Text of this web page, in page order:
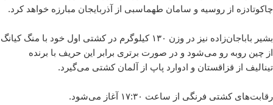
چاکوتادزه از روسیه و سامان طهماسبی از آذربایجان مبارزه خواهد کرد.
بشیر باباجان‌زاده نیز در وزن ۱۳۰ کیلوگرم در کشتی اول خود با منگ کیانگ
از چین روبه رو می‌شود و در صورت برتری برابر این حریف با برنده
تینالیف از قزاقستان و ادوارد پاپ از آلمان کشتی می‌گیرد.
رقابت‌های کشتی فرنگی از ساعت ۱۷:۳۰ آغاز می‌شود.